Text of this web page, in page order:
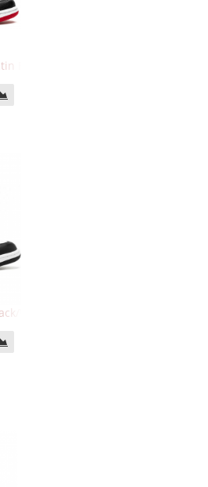
Black Toe
White